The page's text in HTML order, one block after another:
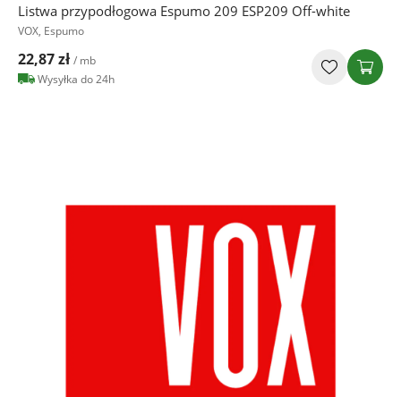
Listwa przypodłogowa Espumo 209 ESP209 Off-white
VOX, Espumo
22,87 zł / mb
Wysyłka do 24h